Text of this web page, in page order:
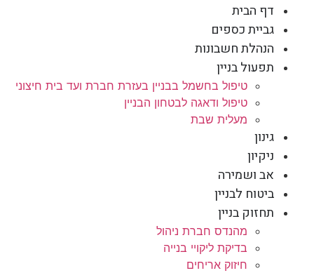
דף הבית
גביית כספים
הנהלת חשבונות
תפעול בניין
טיפול בחשמל בבניין בעזרת חברת ועד בית חיצוני
טיפול ודאגה לבטחון הבניין
מעלית שבת
גינון
ניקיון
אב ושמירה
ביטוח לבניין
תחזוק בניין
מהנדס חברת ניהול
בדיקת ליקויי בנייה
חיזוק אריחים